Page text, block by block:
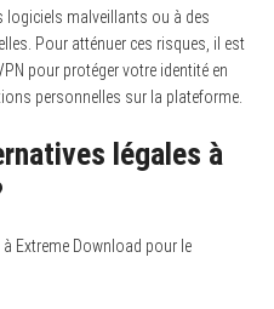
logiciels malveillants ou à des
Pour atténuer ces risques, il est
pour protéger votre identité en
personnelles sur la plateforme.
légales à
à Extreme Download pour le